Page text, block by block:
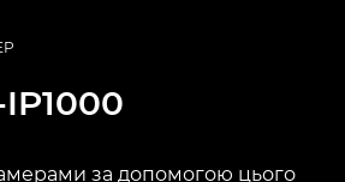
IP1000
за допомогою цього